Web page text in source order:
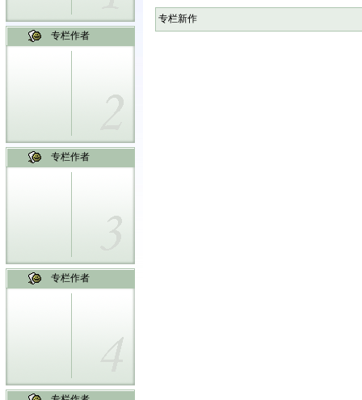
专栏作者
专栏作者
专栏作者
专栏新作